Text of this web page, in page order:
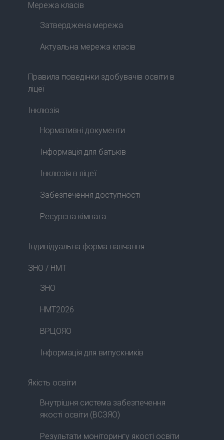
Мережа класів
Затверджена мережа
Актуальна мережа класів
Правила поведінки здобувачів освіти в
ліцеї
Інклюзія
Нормативні документи
Інформація для батьків
Інклюзія в ліцеї
Забезпечення доступності
Ресурсна кімната
Індивідуальна форма навчання
ЗНО / НМТ
ЗНО
НМТ2026
ВРЦОЯО
Інформація для випускників
Якість освіти
Внутрішня система забезпечення
якості освіти (ВСЗЯО)
Результати моніторингу якості освіти